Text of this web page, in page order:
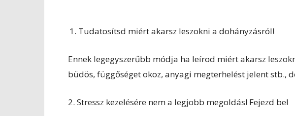
Tudatosítsd miért akarsz leszokni a dohányzásról!
Ennek legegyszerűbb módja ha leírod miért akarsz
büdös, függőséget okoz, anyagi megterhelést jelent stb.,
2. Stressz kezelésére nem a legjobb megoldás! Fejezd be!